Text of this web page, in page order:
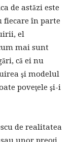
de astăzi este
fiecare în parte
el
mai sunt
că ei nu
şi modelul
poveţele şi-i
de realitatea